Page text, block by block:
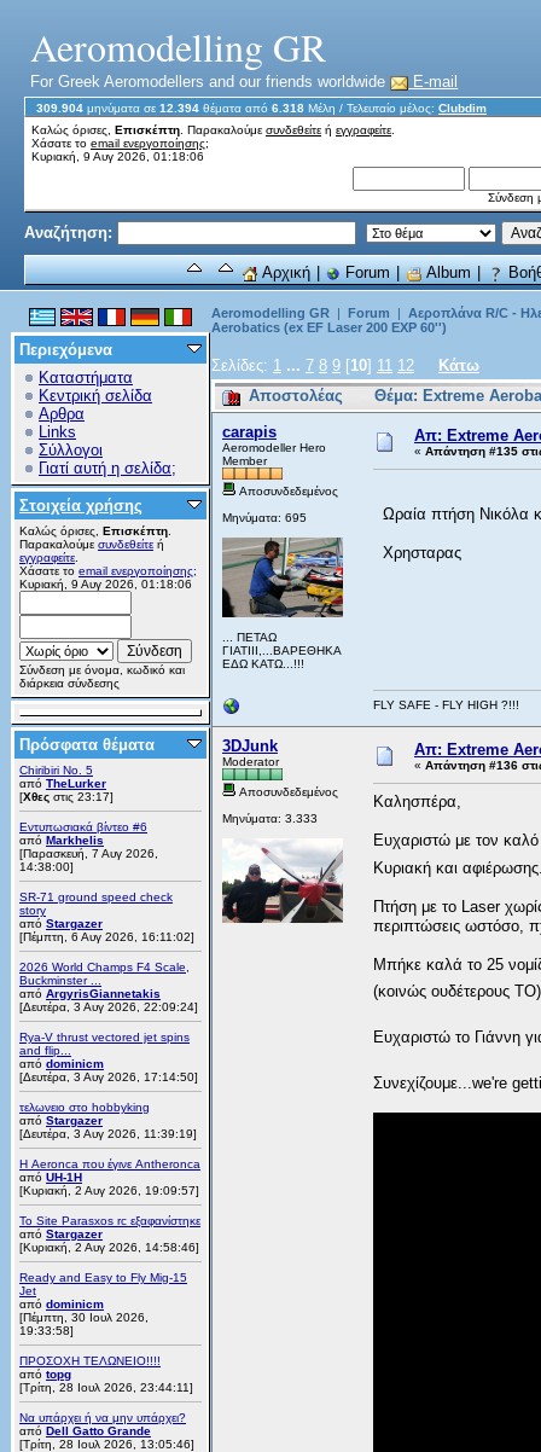
Aeromodelling GR
For Greek Aeromodellers and our friends worldwide E-mail
309.904 μηνύματα σε 12.394 θέματα από 6.318 Μέλη / Τελευταίο μέλος: Clubdim
Καλώς όρισες, Επισκέπτη . Παρακαλούμε συνδεθείτε ή εγγραφείτε
Χάσατε το email ενεργοποίησης;
Κυριακή, 9 Αυγ 2026, 01:18:06
Σύνδεση
Αναζήτηση:
Αρχική| Forum| Album|
Περιεχόμενα
Καταστήματα
Κεντρική σελίδα
Αρθρα
Links
Σύλλογοι
Γιατί αυτή η σελίδα;
Στοιχεία χρήσης
Καλώς όρισες, Επισκέπτη
Παρακαλούμε συνδεθείτε ή
εγγραφείτε
Χάσατε το email ενεργοποίησης;
Κυριακή, 9 Αυγ 2026, 01:18:06
Σύνδεση με όνομα, κωδικό και
διάρκεια σύνδεσης
Πρόσφατα θέματα
Chiribiri No. 5
από TheLurker
[Χθες στις 23:17]
Εντυπωσιακά βίντεο #6
από Markhelis
[Παρασκευή, 7 Αυγ 2026,
14:38:00]
SR-71 ground speed check
story
από Stargazer
[Πέμπτη, 6 Αυγ 2026, 16:11:02]
2026 World Champs F4 Scale,
Buckminster ...
από ArgyrisGiannetakis
[Δευτέρα, 3 Αυγ 2026, 22:09:24]
Rya-V thrust vectored jet spins
and flip...
από dominicm
[Δευτέρα, 3 Αυγ 2026, 17:14:50]
τελωνειο στο hobbyking
από Stargazer
[Δευτέρα, 3 Αυγ 2026, 11:39:19]
Η Aeronca που έγινε Antheronca
από UH-1H
[Κυριακή, 2 Αυγ 2026, 19:09:57]
Το Site Parasxos rc εξαφανίστηκε
από Stargazer
[Κυριακή, 2 Αυγ 2026, 14:58:46]
Ready and Easy to Fly Mig-15
Jet
από dominicm
[Πέμπτη, 30 Ιουλ 2026,
19:33:58]
ΠΡΟΣΟΧΗ ΤΕΛΩΝΕΙΟ!!!!
από topg
[Τρίτη, 28 Ιουλ 2026, 23:44:11]
Να υπάρχει ή να μην υπάρχει?
από Dell Gatto Grande
[Τρίτη, 28 Ιουλ 2026, 13:05:46]
Aeromodelling GR | Forum | Αεροπλάνα R/C -
Aerobatics (ex EF Laser 200 EXP 60'')
Σελίδες: 1 ... 7 8 9 [10] 11 12
Κάτω
Αποστολέας
Θέμα: Extreme
carapis
Aeromodeller Hero
Member
Αποσυνδεδεμένος
Μηνύματα: 695
... ΠΕΤΑΩ
ΓΙΑΤΙΙΙ,...ΒΑΡΕΘΗΚΑ
ΕΔΩ ΚΑΤΩ...!!!
Απ: Extreme
« Απάντηση #135
Ωραία πτήση Νικόλα
Χρησταρας
FLY SAFE - FLY HIGH ?!!!
3DJunk
Moderator
Αποσυνδεδεμένος
Μηνύματα: 3.333
Απ: Extreme
« Απάντηση #136
Καλησπέρα,
Ευχαριστώ με τον
Κυριακή και
Πτήση με το Laser
περιπτώσεις ωστόσο,
Μπήκε καλά το 25
(κοινώς ουδέτερους
Ευχαριστώ το Γιάννη
Συνεχίζουμε...we're